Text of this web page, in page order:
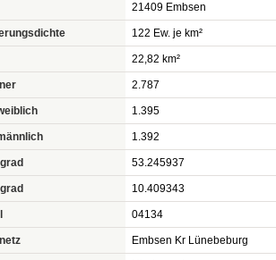
21409 Embsen
122 Ew. je km²
22,82 km²
2.787
1.395
1.392
53.245937
10.409343
04134
Embsen Kr Lünebeburg